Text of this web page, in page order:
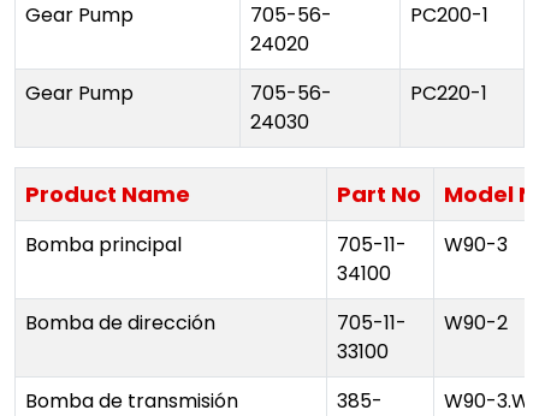
Gear Pump
705-56-
24020
PC200-1
Gear Pump
705-56-
24030
PC220-1
Product Name Part No Model
Bomba principal
705-11-
34100
W90-3
Bomba de dirección
705-11-
33100
W90-2
Bomba de transmisión
385-
W90-